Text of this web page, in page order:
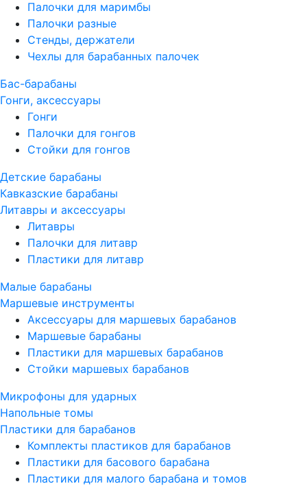
Палочки для маримбы
Палочки разные
Стенды, держатели
Чехлы для барабанных палочек
Бас-барабаны
Гонги, аксессуары
Гонги
Палочки для гонгов
Стойки для гонгов
Детские барабаны
Кавказские барабаны
Литавры и аксессуары
Литавры
Палочки для литавр
Пластики для литавр
Малые барабаны
Маршевые инструменты
Аксессуары для маршевых барабанов
Маршевые барабаны
Пластики для маршевых барабанов
Стойки маршевых барабанов
Микрофоны для ударных
Напольные томы
Пластики для барабанов
Комплекты пластиков для барабанов
Пластики для басового барабана
Пластики для малого барабана и томов